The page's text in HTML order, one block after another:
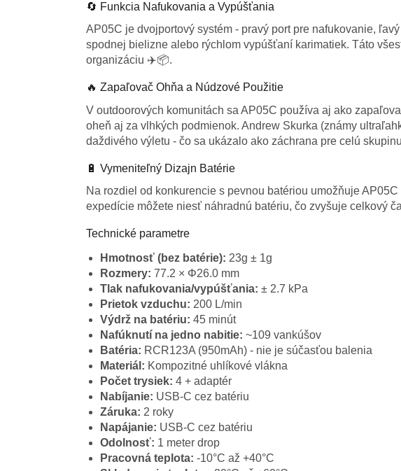
🔄 Funkcia Nafukovania a Vypúšťania
AP05C je dvojportový systém - pravý port pre nafukovanie,
spodnej bielizne alebo rýchlom vypúšťaní karimatiek. Táto
organizáciu ✈️📦.
🔥 Zapaľovač Ohňa a Núdzové Použitie
V outdoorových komunitách sa AP05C používa aj ako
oheň aj za vlhkých podmienok. Andrew Skurka (známy
daždivého výletu - čo sa ukázalo ako záchrana pre celú
🔋 Vymeniteľný Dizajn Batérie
Na rozdiel od konkurencie s pevnou batériou umožňuje
expedície môžete niesť náhradnú batériu, čo zvyšuje celkový
Technické parametre
Hmotnosť (bez batérie): 23g ± 1g
Rozmery: 77.2 × Φ26.0 mm
Tlak nafukovania/vypúšťania: ± 2.7 kPa
Prietok vzduchu: 200 L/min
Výdrž na batériu: 45 minút
Nafúknutí na jedno nabitie: ~109 vankúšov
Batéria: RCR123A (950mAh) - nie je súčasťou balenia
Materiál: Kompozitné uhlíkové vlákna
Počet trysiek: 4 + adaptér
Nabíjanie: USB-C cez batériu
Záruka: 2 roky
Napájanie: USB-C cez batériu
Odolnosť: 1 meter drop
Pracovná teplota: -10°C až +40°C